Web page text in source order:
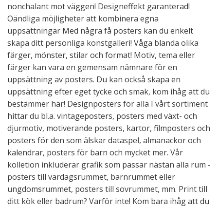
nonchalant mot väggen! Designeffekt garanterad!
Oändliga möjligheter att kombinera egna
uppsättningar Med några få posters kan du enkelt
skapa ditt personliga konstgalleri! Våga blanda olika
färger, mönster, stilar och format! Motiv, tema eller
färger kan vara en gemensam nämnare för en
uppsättning av posters. Du kan också skapa en
uppsättning efter eget tycke och smak, kom ihåg att du
bestämmer här! Designposters för alla I vårt sortiment
hittar du bl.a. vintageposters, posters med växt- och
djurmotiv, motiverande posters, kartor, filmposters och
posters för den som älskar dataspel, almanackor och
kalendrar, posters för barn och mycket mer. Vår
kolletion inkluderar grafik som passar nästan alla rum -
posters till vardagsrummet, barnrummet eller
ungdomsrummet, posters till sovrummet, mm. Print till
ditt kök eller badrum? Varför inte! Kom bara ihåg att du